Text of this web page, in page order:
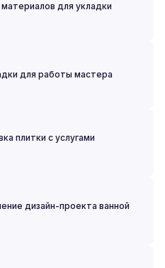
для укладки
для работы мастера
плитки с услугами
дизайн-проекта ванной